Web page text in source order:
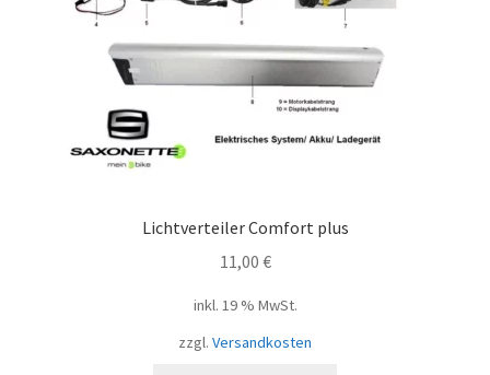
Lichtverteiler Comfort plus
11,00 €
inkl. 19 % MwSt.
zzgl. Versandkosten